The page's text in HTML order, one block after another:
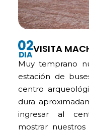
VISITA
Muy temprano
estación de
centro
dura
ingresar al
mostrar